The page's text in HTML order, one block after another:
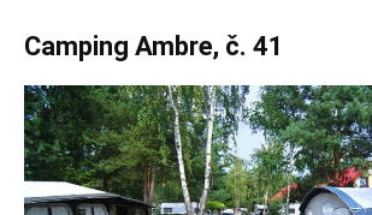
Camping Ambre, č. 41